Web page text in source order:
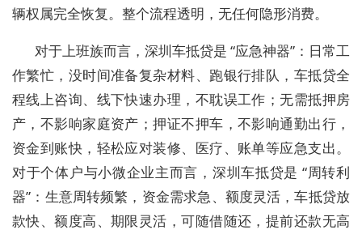
辆权属完全恢复。整个流程透明，无任何隐形消费。
对于上班族而言，深圳车抵贷是 “应急神器”：日常工
作繁忙，没时间准备复杂材料、跑银行排队，车抵贷全
程线上咨询、线下快速办理，不耽误工作；无需抵押房
产，不影响家庭资产；押证不押车，不影响通勤出行，
资金到账快，轻松应对装修、医疗、账单等应急支出。
对于个体户与小微企业主而言，深圳车抵贷是 “周转利
器”：生意周转频繁，资金需求急、额度灵活，车抵贷放
款快、额度高、期限灵活，可随借随还，提前还款无高